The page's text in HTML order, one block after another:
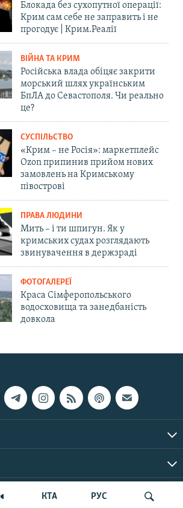
КТА РУС
Блокада без сухопутної операції:
Крим сам себе не заправить і не
прогодує | Крим.Реалії
ВІЙНА ТА КРИМ
Російська влада обіцяє закрити
морський шлях українським
БпЛА до Севастополя. Чи реально
це?
СУСПІЛЬСТВО
«Крим – не Росія»: маркетплейс
Ozon припинив прийом нових
замовлень на Кримському
півострові
ПРАВА ЛЮДИНИ
Мить – і ти шпигун. Як у
кримських судах розглядають
звинувачення в держзраді
ФОТОГАЛЕРЕЇ
Краса Сімферопольського
водосховища та занедбаність
довкола
© Крим.Реалії, 2026 | Усі права застережено.